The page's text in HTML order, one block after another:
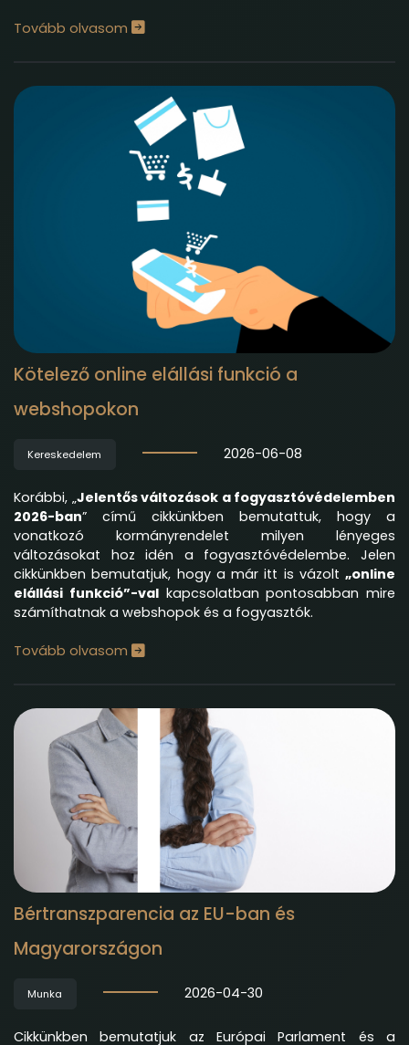
Tovább olvasom
Kötelező online elállási funkció a
webshopokon
Kereskedelem 2026-06-08
Korábbi, „Jelentős változások a fogyasztóvédelemben
2026-ban” című cikkünkben bemutattuk, hogy a
vonatkozó kormányrendelet milyen lényeges
változásokat hoz idén a fogyasztóvédelembe. Jelen
cikkünkben bemutatjuk, hogy a már itt is vázolt „online
elállási funkció”-valkapcsolatban pontosabban mire
számíthatnak a webshopok és a fogyasztók.
Tovább olvasom
Bértranszparencia az EU-ban és
Magyarországon
Munka 2026-04-30
Cikkünkben bemutatjuk az Európai Parlament és a